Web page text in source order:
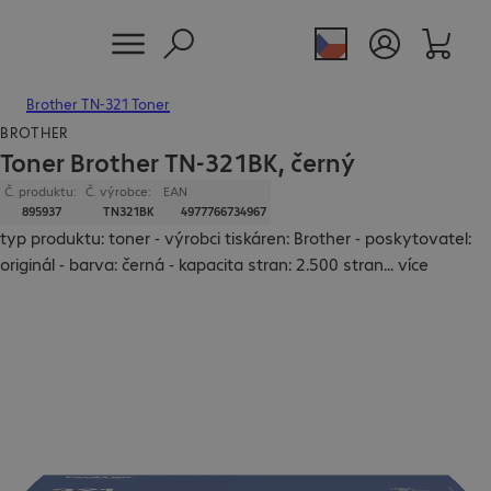
Brother TN-321 Toner
BROTHER
Toner Brother TN-321BK, černý
Č. produktu:
895937
Č. výrobce:
TN321BK
EAN
4977766734967
typ produktu: toner - výrobci tiskáren: Brother - poskytovatel:
originál - barva: černá - kapacita stran: 2.500 stran...více